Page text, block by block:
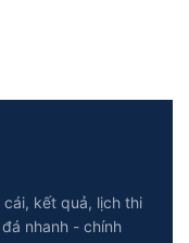
kết quả, lịch thi
nhanh - chính